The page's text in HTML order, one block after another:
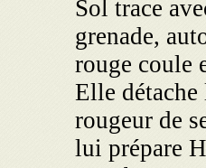
Sol trace
grenade,
rouge coule
Elle détache
rougeur de
lui prépare